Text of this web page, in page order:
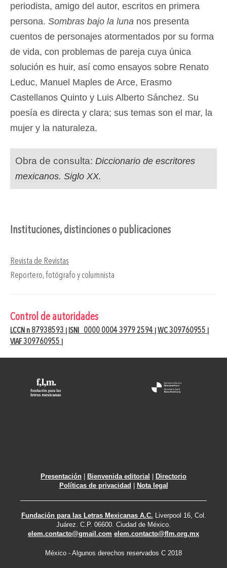
periodista, amigo del autor, escritos en primera
persona. Sombras bajo la luna nos presenta
cuentos de personajes atormentados por su forma
de vida, con problemas de pareja cuya única
solución es huir, así como ensayos sobre Renato
Leduc, Manuel Maples de Arce, Erasmo
Castellanos Quinto y Luis Alberto Sánchez. Su
poesía es directa y clara; sus temas son el mar, la
mujer y la naturaleza.
Obra de consulta: Diccionario de escritores
mexicanos. Siglo XX.
Instituciones, distinciones o publicaciones
Revista de Revistas
Reportero, fotógrafo y columnista
Control de autoridades
LCCN n 87938593 ISNI 0000 0004 3979 2594 WC 309760955
VIAF 309760955
Presentación Bienvenida editorial
Directorio
Políticas de privacidad
Nota legal
Fundación para las Letras Mexicanas A.C. Liverpool 16, Col.
Juárez. C.P. 06600. Ciudad de México.
elem.contacto@gmail.com elem.contacto@flm.org.mx
México - Algunos derechos reservados C 2018